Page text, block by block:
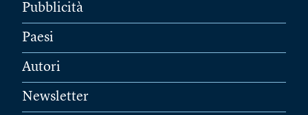
Pubblicità
Paesi
Autori
Newsletter